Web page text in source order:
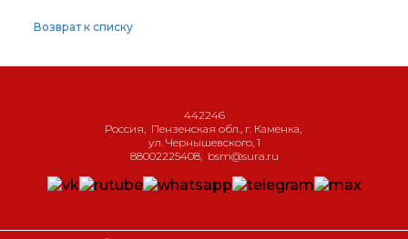
Возврат к списку
442246
Россия, Пензенская обл., г. Каменка,
ул. Чернышевского, 1
88002225408, bsm@sura.ru